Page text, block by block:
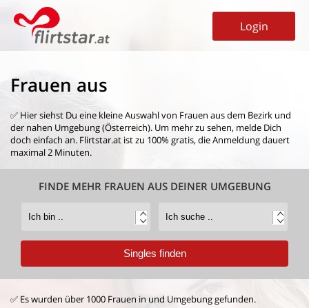
Login
Frauen aus
✅ Hier siehst Du eine kleine Auswahl von Frauen aus dem Bezirk und
der nahen Umgebung (Österreich). Um mehr zu sehen, melde Dich
doch einfach an. Flirtstar.at ist zu 100% gratis, die Anmeldung dauert
maximal 2 Minuten.
FINDE MEHR FRAUEN AUS DEINER UMGEBUNG
✅ Es wurden über 1000 Frauen in und Umgebung gefunden.